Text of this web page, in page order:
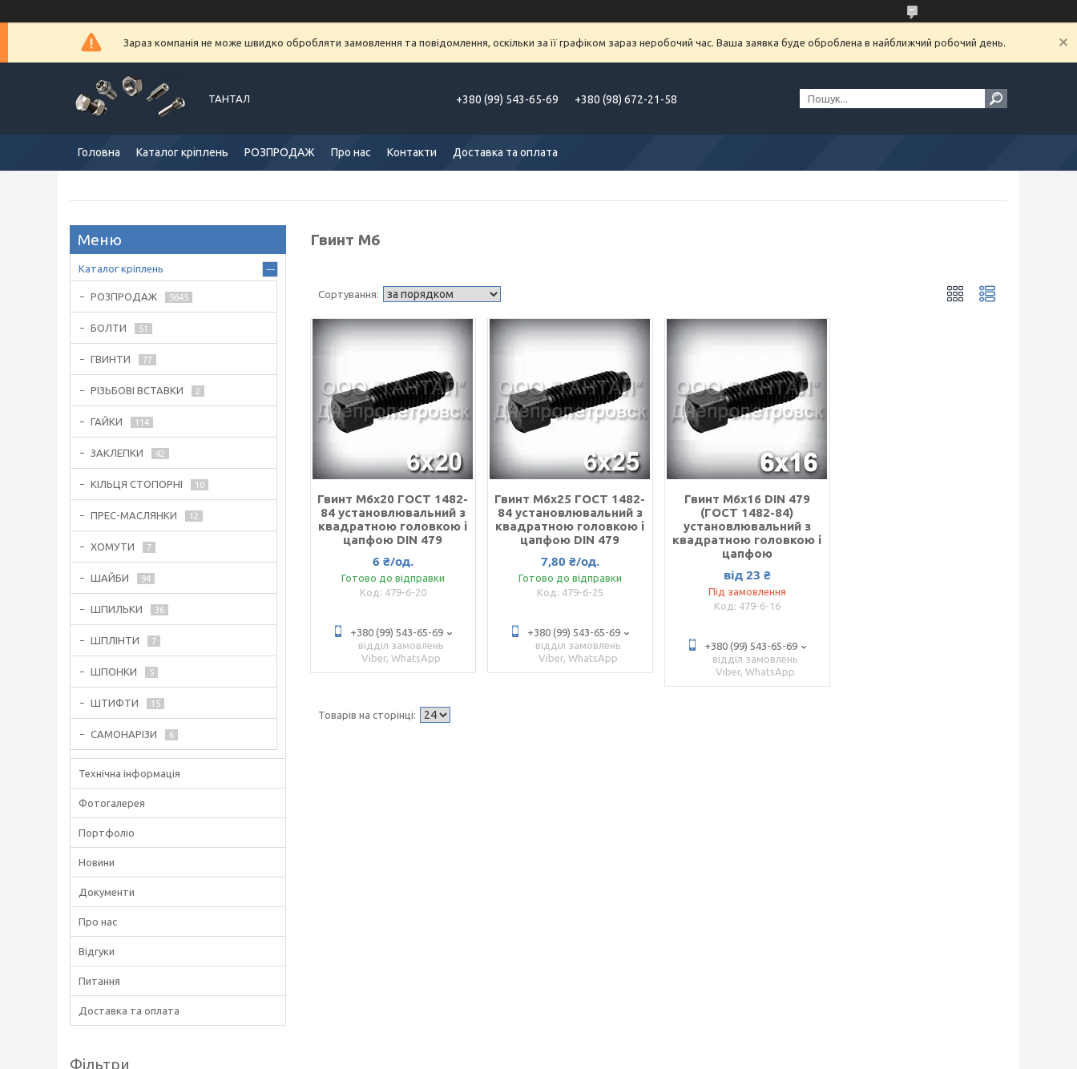
Зараз компанія не може швидко обробляти замовлення та повідомлення, оскільки за її графіком зараз неробочий час. Ваша заявка буде оброблена в найближчий робочий день.
ТАНТАЛ +380 (99) 543-65-69 +380 (98) 672-21-58
Головна Каталог кріплень РОЗПРОДАЖ Про нас Контакти Доставка та оплата
Гвинт М6
Гвинт М6х20 ГОСТ 1482-
84 установлювальний з
квадратною головкою і
цапфою DIN 479
6 ₴/од.
Готово до відправки
479-6-20
+380 (99) 543-65-69
відділ замовлень
Viber, WhatsApp
Гвинт М6х25 ГОСТ 1482-
84 установлювальний з
квадратною головкою і
цапфою DIN 479
7,80 ₴/од.
Готово до відправки
479-6-25
+380 (99) 543-65-69
відділ замовлень
Viber, WhatsApp
Гвинт М6х16 DIN 479
(ГОСТ 1482-84)
установлювальний з
квадратною головкою і
цапфою
від 23 ₴
Під замовлення
479-6-16
+380 (99) 543-65-69
відділ замовлень
Viber, WhatsApp
Каталог кріплень
РОЗПРОДАЖ 5645
БОЛТИ 51
ГВИНТИ 77
РІЗЬБОВІ ВСТАВКИ 2
ГАЙКИ 114
ЗАКЛЕПКИ 42
КІЛЬЦЯ СТОПОРНІ 10
ПРЕС-МАСЛЯНКИ 12
ХОМУТИ 7
ШАЙБИ 94
ШПИЛЬКИ 36
ШПЛІНТИ 7
ШПОНКИ 5
ШТИФТИ 15
САМОНАРІЗИ 6
Технічна інформація
Фотогалерея
Портфоліо
Новини
Документи
Про нас
Відгуки
Питання
Доставка та оплата
Фільтри